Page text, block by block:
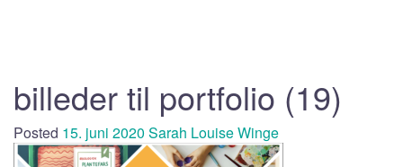
billeder til portfolio (19)
Posted 15. juni 2020 Sarah Louise Winge